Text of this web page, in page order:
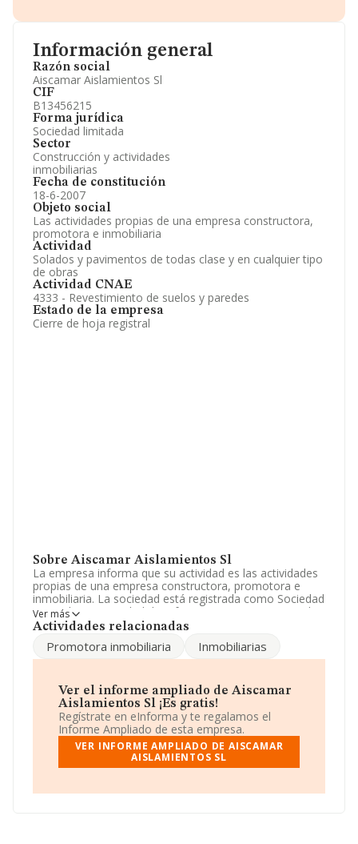
Información general
Razón social
Aiscamar Aislamientos Sl
CIF
B13456215
Forma jurídica
Sociedad limitada
Sector
Construcción y actividades
inmobiliarias
Fecha de constitución
18-6-2007
Objeto social
Las actividades propias de una empresa constructora,
promotora e inmobiliaria
Actividad
Solados y pavimentos de todas clase y en cualquier tipo
de obras
Actividad CNAE
4333 - Revestimiento de suelos y paredes
Estado de la empresa
Cierre de hoja registral
Sobre Aiscamar Aislamientos Sl
La empresa informa que su actividad es las actividades
propias de una empresa constructora, promotora e
inmobiliaria. La sociedad está registrada como Sociedad
Limitada. La actividad de referencia CNAE corresponde
a 'Revestimiento de suelos y paredes', cuyo Código es
exportación.
cuenta la información disponible en INFORMA, ha
dispuesto de un número de empleados por encima de la
media de sector.
La compañíaAiscamar Aislamientos S.L, con CIF
B13456215, se encuentra en Calle La Paz núm. 8,
(13700), Tomelloso, en Ciudad Real, Castilla-la Mancha.
En relación con el sector y disponiendo de los datos de
Ver más
Actividades relacionadas
Promotora inmobiliaria Inmobiliarias
Ver el informe ampliado de Aiscamar
Aislamientos Sl ¡Es gratis!
Regístrate en eInforma y te regalamos el
Informe Ampliado de esta empresa.
VER INFORME AMPLIADO DE AISCAMAR
AISLAMIENTOS SL
Información oficial y registral complementaria.